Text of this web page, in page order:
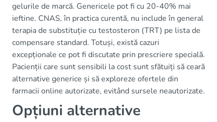
gelurile de marcă. Genericele pot fi cu 20-40% mai
ieftine. CNAS, în practica curentă, nu include în general
terapia de substituție cu testosteron (TRT) pe lista de
compensare standard. Totuși, există cazuri
excepționale ce pot fi discutate prin prescriere specială.
Pacienții care sunt sensibili la cost sunt sfătuiți să ceară
alternative generice și să exploreze ofertele din
farmacii online autorizate, evitând sursele neautorizate.
Opțiuni alternative